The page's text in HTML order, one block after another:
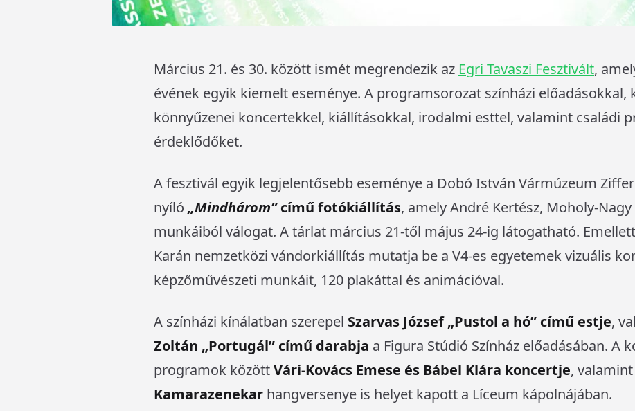
Március 21. és 30. között ismét megrendezik az Egri Tavaszi Fesztivált,
évének egyik kiemelt eseménye. A programsorozat színházi előadásokkal,
könnyűzenei koncertekkel, kiállításokkal, irodalmi esttel, valamint családi
érdeklődőket.
A fesztivál egyik legjelentősebb eseménye a Dobó István Vármúzeum
nyíló „Mindhárom”című fotókiállítás, amely André Kertész, Moholy-
munkáiból válogat. A tárlat március 21-től május 24-ig látogatható. Emellett
Karán nemzetközi vándorkiállítás mutatja be a V4-es egyetemek vizuális
képzőművészeti munkáit, 120 plakáttal és animációval.
A színházi kínálatban szerepel Szarvas József „Pustol a hó” című estje,
Zoltán „Portugál” című darabja a Figura Stúdió Színház előadásában. A
programok közöttVári-Kovács Emese és Bábel Klára koncertje, valamint
Kamarazenekar hangversenye is helyet kapott a Líceum kápolnájában.